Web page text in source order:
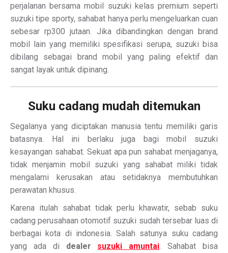
perjalanan bersama mobil suzuki kelas premium seperti
suzuki tipe sporty, sahabat hanya perlu mengeluarkan cuan
sebesar rp300 jutaan. Jika dibandingkan dengan brand
mobil lain yang memiliki spesifikasi serupa, suzuki bisa
dibilang sebagai brand mobil yang paling efektif dan
sangat layak untuk dipinang.
Suku cadang mudah ditemukan
Segalanya yang diciptakan manusia tentu memiliki garis
batasnya. Hal ini berlaku juga bagi mobil suzuki
kesayangan sahabat. Sekuat apa pun sahabat menjaganya,
tidak menjamin mobil suzuki yang sahabat miliki tidak
mengalami kerusakan atau setidaknya membutuhkan
perawatan khusus.
Karena itulah sahabat tidak perlu khawatir, sebab suku
cadang perusahaan otomotif suzuki sudah tersebar luas di
berbagai kota di indonesia. Salah satunya suku cadang
yang ada di dealer suzuki amuntai . Sahabat bisa